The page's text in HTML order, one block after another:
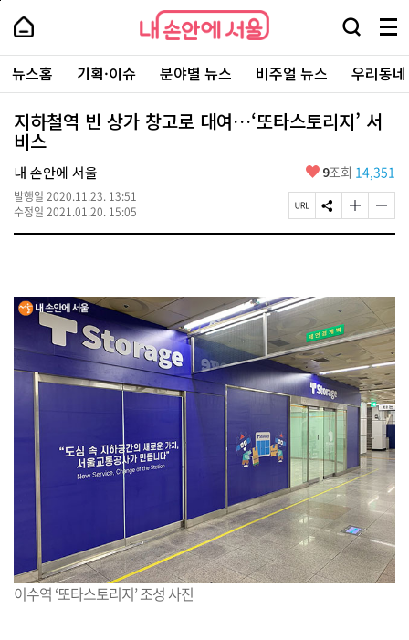
본
로
가
내
손
안
에
서
울
-
서
울
시
대
표
소
통
포
내
손
에
울
검
창
열
기
메
뉴
전
체
보
주
요
서
뉴스홈 기획·이슈 분야별 뉴스 비주얼 뉴스 우리동
지하철역 빈 상가 창고로 대여…‘또타스토리지’ 서
비스
내 손안에 서울
발행일 2020.11.23. 13:51
수정일 2021.01.20. 15:05
좋
요
9조회 14,351
페
이
복
사
S
N
기
글
자
변
경
하
기
글
자
경
하
기
이수역 ‘또타스토리지’ 조성 사진
페
상
단
로